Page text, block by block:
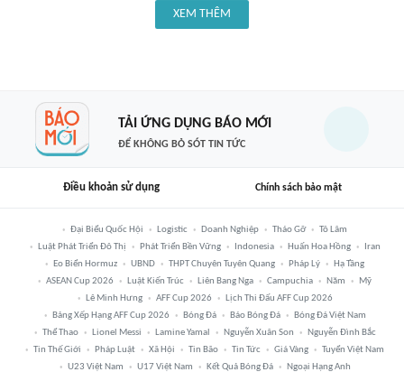
XEM THÊM
TẢI ỨNG DỤNG BÁO MỚI
ĐỂ KHÔNG BỎ SÓT TIN TỨC
Điều khoản sử dụng Chính sách bảo mật
Đại Biểu Quốc Hội Logistic Doanh Nghiệp Tháo Gỡ
Tô Lâm
Luật Phát Triển Đô Thị
Phát Triển Bền Vững Indonesia Huấn Hoa Hồng
Iran
Eo Biển Hormuz
UBND THPT Chuyên Tuyên Quang Pháp Lý
Hạ Tầng
ASEAN Cup 2026
Luật Kiến Trúc Liên Bang Nga Campuchia Năm
Mỹ
Lê Minh Hưng
AFF Cup 2026
Lịch Thi Đấu AFF Cup 2026
Bảng Xếp Hạng AFF Cup 2026
Bóng Đá Báo Bóng Đá
Bóng Đá Việt Nam
Thể Thao
Lionel Messi Lamine Yamal Nguyễn Xuân Son
Nguyễn Đình Bắc
Tin Thế Giới
Pháp Luật Xã Hội Tin Bão Tin Tức Giá Vàng
Tuyển Việt Nam
U23 Việt Nam
U17 Việt Nam Kết Quả Bóng Đá Ngoại Hạng Anh